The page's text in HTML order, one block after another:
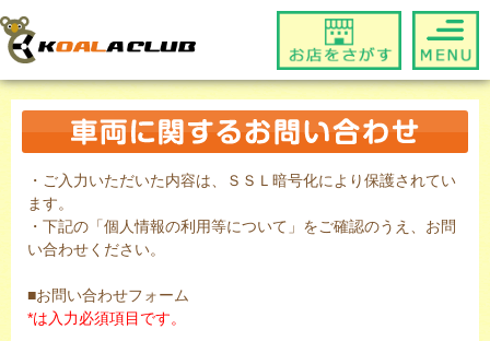
・ご入力いただいた内容は、ＳＳＬ暗号化により保護されてい
ます。
・下記の「個人情報の利用等について」をご確認のうえ、お問
い合わせください。
■お問い合わせフォーム
*は入力必須項目です。